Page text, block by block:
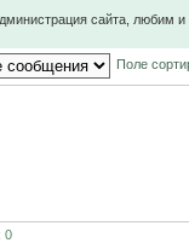
сайта, любим
Поле
0